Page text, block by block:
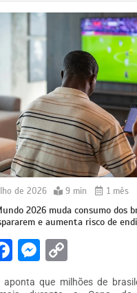
k
er
de 2026 9 min 1 mês
2026 muda consumo dos
e aumenta risco de
F
M
o
aponta que milhões de